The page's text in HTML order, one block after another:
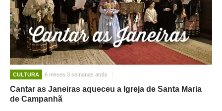
CULTURA 6 meses 3 semanas atrás
Cantar as Janeiras aqueceu a Igreja de Santa Maria
de Campanhã